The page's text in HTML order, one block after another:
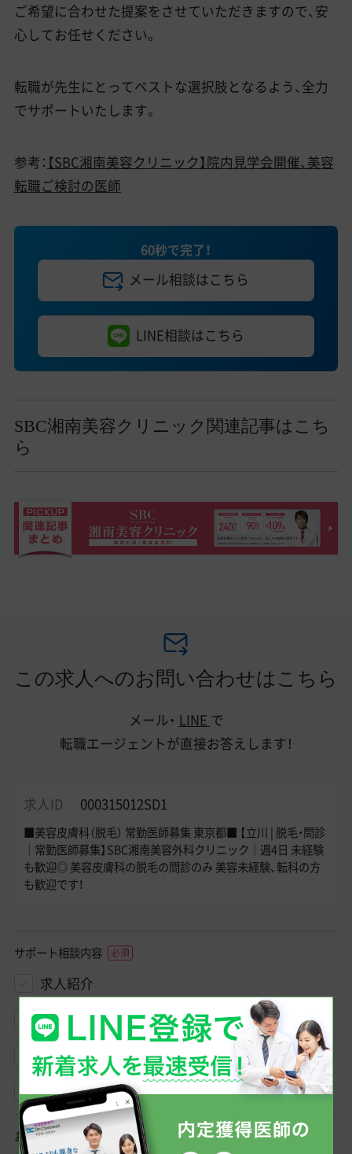
ご希望に合わせた提案をさせていただきますので、安
心してお任せください。
転職が先生にとってベストな選択肢となるよう、全力
でサポートいたします。
参考： 【SBC湘南美容クリニック】院内見学会開催、美容
転職ご検討の医師
60秒で完了！
メール相談はこちら
LINE相談はこちら
SBC湘南美容クリニック関連記事はこち
ら
この求人へのお問い合わせはこちら
メール・ LINE で
転職エージェントが直接お答えします！
求人ID 000315012SD1
■美容皮膚科（脱毛） 常勤医師募集 東京都■ 【立川 | 脱毛・問診
｜常勤医師募集】SBC湘南美容外科クリニック｜週4日 未経験
も歓迎◎ 美容皮膚科の脱毛の問診のみ 美容未経験、転科の方
も歓迎です！
サポート相談内容
求人紹介
転職相談
クリニック見学相談
その他
お名前